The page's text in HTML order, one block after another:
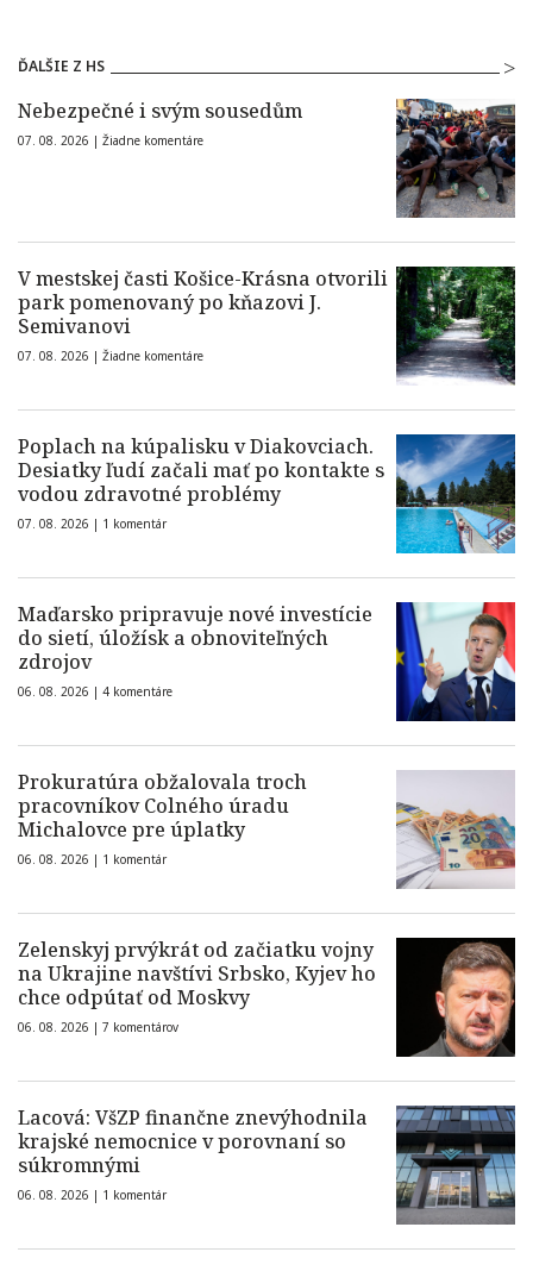
ĎALŠIE Z HS
Nebezpečné i svým sousedům
07. 08. 2026 | Žiadne komentáre
V mestskej časti Košice-Krásna otvorili
park pomenovaný po kňazovi J.
Semivanovi
07. 08. 2026 | Žiadne komentáre
Poplach na kúpalisku v Diakovciach.
Desiatky ľudí začali mať po kontakte s
vodou zdravotné problémy
07. 08. 2026 | 1 komentár
Maďarsko pripravuje nové investície
do sietí, úložísk a obnoviteľných
zdrojov
06. 08. 2026 | 4 komentáre
Prokuratúra obžalovala troch
pracovníkov Colného úradu
Michalovce pre úplatky
06. 08. 2026 | 1 komentár
Zelenskyj prvýkrát od začiatku vojny
na Ukrajine navštívi Srbsko, Kyjev ho
chce odpútať od Moskvy
06. 08. 2026 | 7 komentárov
Lacová: VšZP finančne znevýhodnila
krajské nemocnice v porovnaní so
súkromnými
06. 08. 2026 | 1 komentár